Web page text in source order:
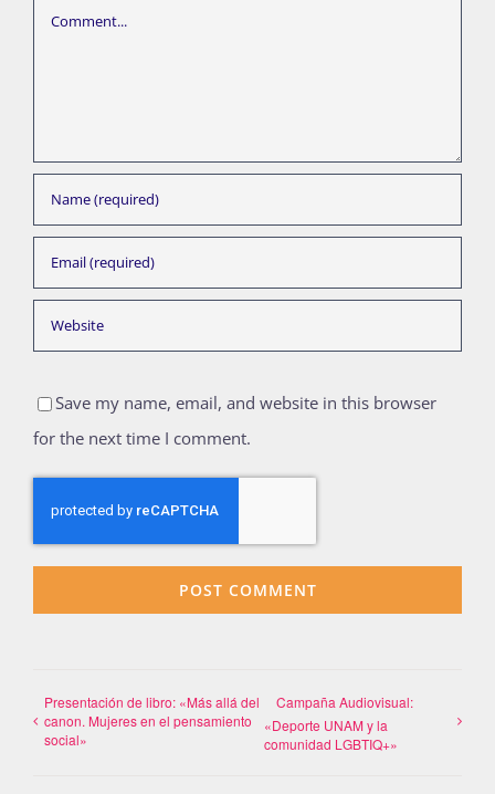
Comment
Save my name, email, and website in this browser
for the next time I comment.
Presentación de libro: «Más allá del
canon. Mujeres en el pensamiento
social»
Campaña Audiovisual:
«Deporte UNAM y la
comunidad LGBTIQ+»